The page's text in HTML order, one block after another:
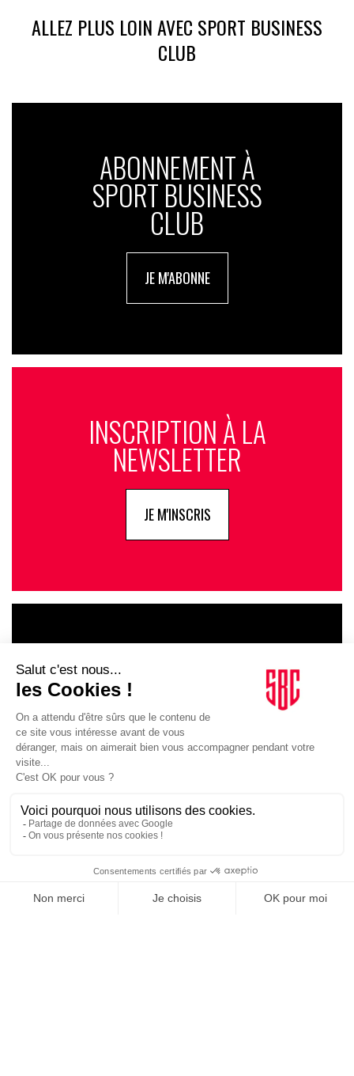
ALLEZ PLUS LOIN AVEC SPORT BUSINESS
CLUB
ABONNEMENT À
SPORT BUSINESS
CLUB
JE M'ABONNE
INSCRIPTION À LA
NEWSLETTER
JE M'INSCRIS
INFLUENCIA
JE DÉCOUVRE LE GROUPE
SUIVEZ-NOUS